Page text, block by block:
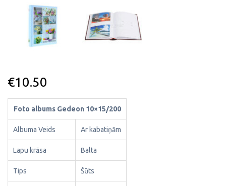
€10.50
Foto albums Gedeon 10×15/200
Albuma Veids Ar kabatiņām
Lapu krāsa Balta
Tips Šūts